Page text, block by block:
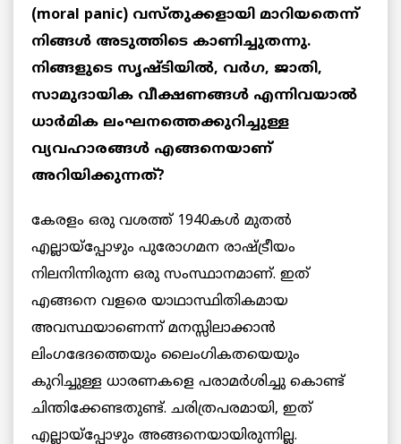
(moral panic) വസ്തുക്കളായി മാറിയതെന്ന്
നിങ്ങൾ അടുത്തിടെ കാണിച്ചുതന്നു.
നിങ്ങളുടെ സൃഷ്ടിയിൽ, വർഗ, ജാതി,
സാമുദായിക വീക്ഷണങ്ങൾ എന്നിവയാൽ
ധാർമിക ലംഘനത്തെക്കുറിച്ചുള്ള
വ്യവഹാരങ്ങൾ എങ്ങനെയാണ്
അറിയിക്കുന്നത്?
കേരളം ഒരു വശത്ത് 1940കൾ മുതൽ
എല്ലായ്‌പ്പോഴും പുരോഗമന രാഷ്ട്രീയം
നിലനിന്നിരുന്ന ഒരു സംസ്ഥാനമാണ്. ഇത്
എങ്ങനെ വളരെ യാഥാസ്ഥിതികമായ
അവസ്ഥയാണെന്ന് മനസ്സിലാക്കാൻ
ലിംഗഭേദത്തെയും ലൈംഗികതയെയും
കുറിച്ചുള്ള ധാരണകളെ പരാമർശിച്ചു കൊണ്ട്
ചിന്തിക്കേണ്ടതുണ്ട്. ചരിത്രപരമായി, ഇത്
എല്ലായ്പ്പോഴും അങ്ങനെയായിരുന്നില്ല.